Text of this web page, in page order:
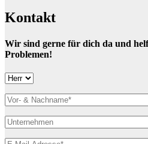
Kontakt
Wir sind gerne für dich da und
Problemen!